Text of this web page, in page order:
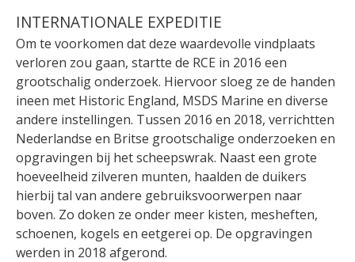
INTERNATIONALE EXPEDITIE
Om te voorkomen dat deze waardevolle vindplaats
verloren zou gaan, startte de RCE in 2016 een
grootschalig onderzoek. Hiervoor sloeg ze de handen
ineen met Historic England, MSDS Marine en diverse
andere instellingen. Tussen 2016 en 2018, verrichtten
Nederlandse en Britse grootschalige onderzoeken en
opgravingen bij het scheepswrak. Naast een grote
hoeveelheid zilveren munten, haalden de duikers
hierbij tal van andere gebruiksvoorwerpen naar
boven. Zo doken ze onder meer kisten, mesheften,
schoenen, kogels en eetgerei op. De opgravingen
werden in 2018 afgerond.